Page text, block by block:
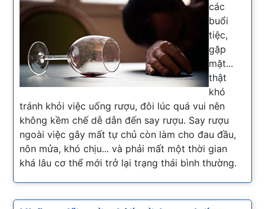
các
buổi
tiệc,
gặp
mặt...
thật
khó
tránh khỏi việc uống rượu, đôi lúc quá vui nên
không kềm chế dễ dẫn đến say rượu. Say rượu
ngoài việc gây mất tự chủ còn làm cho đau đầu,
nôn mửa, khó chịu... và phải mất một thời gian
khá lâu cơ thể mới trở lại trạng thái bình thường.